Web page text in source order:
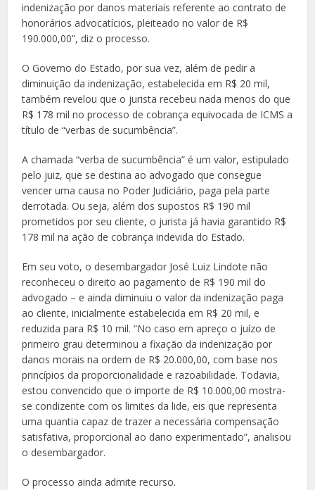
indenização por danos materiais referente ao contrato de
honorários advocatícios, pleiteado no valor de R$
190.000,00”, diz o processo.
O Governo do Estado, por sua vez, além de pedir a
diminuição da indenização, estabelecida em R$ 20 mil,
também revelou que o jurista recebeu nada menos do que
R$ 178 mil no processo de cobrança equivocada de ICMS a
título de “verbas de sucumbência”.
A chamada “verba de sucumbência” é um valor, estipulado
pelo juiz, que se destina ao advogado que consegue
vencer uma causa no Poder Judiciário, paga pela parte
derrotada. Ou seja, além dos supostos R$ 190 mil
prometidos por seu cliente, o jurista já havia garantido R$
178 mil na ação de cobrança indevida do Estado.
Em seu voto, o desembargador José Luiz Lindote não
reconheceu o direito ao pagamento de R$ 190 mil do
advogado – e ainda diminuiu o valor da indenização paga
ao cliente, inicialmente estabelecida em R$ 20 mil, e
reduzida para R$ 10 mil. “No caso em apreço o juízo de
primeiro grau determinou a fixação da indenização por
danos morais na ordem de R$ 20.000,00, com base nos
princípios da proporcionalidade e razoabilidade. Todavia,
estou convencido que o importe de R$ 10.000,00 mostra-
se condizente com os limites da lide, eis que representa
uma quantia capaz de trazer a necessária compensação
satisfativa, proporcional ao dano experimentado”, analisou
o desembargador.
O processo ainda admite recurso.